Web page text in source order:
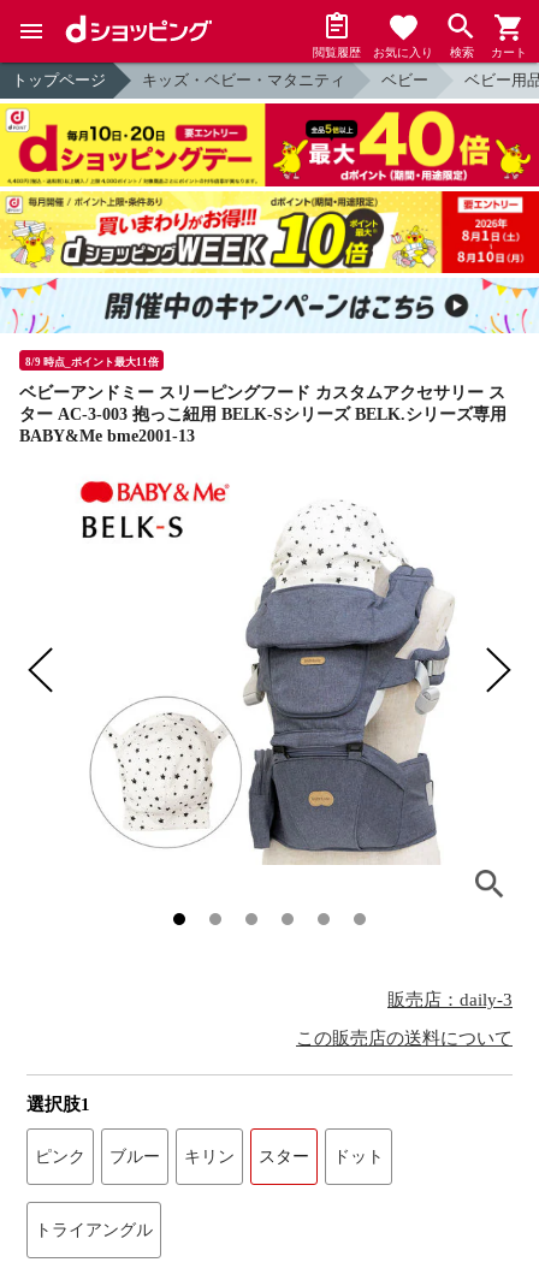
閲覧履歴 お気に入り 検索 カート
トップページ キッズ・ベビー・マタニティ ベビー ベビー用
8/9 時点_ポイント最大11倍
ベビーアンドミー スリーピングフード カスタムアクセサリー ス
ター AC-3-003 抱っこ紐用 BELK-Sシリーズ BELK.シリーズ専用
BABY&Me bme2001-13
販売店：daily-3
この販売店の送料について
選択肢1
ピンク ブルー キリン スター ドット
トライアングル